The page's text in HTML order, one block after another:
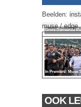
Beelden:
muse/edge
Grote Dansende
In Première: Muse
OOK